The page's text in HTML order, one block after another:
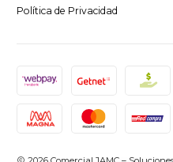
Política de Privacidad